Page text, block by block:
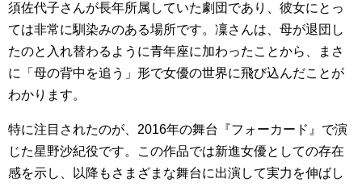
須佐代子さんが長年所属していた劇団であり、彼女にとっ
ては非常に馴染みのある場所です。凜さんは、母が退団し
たのと入れ替わるように青年座に加わったことから、まさ
に「母の背中を追う」形で女優の世界に飛び込んだことが
わかります。
特に注目されたのが、2016年の舞台『フォーカード』で演
じた星野沙紀役です。この作品では新進女優としての存在
感を示し、以降もさまざまな舞台に出演して実力を伸ばし